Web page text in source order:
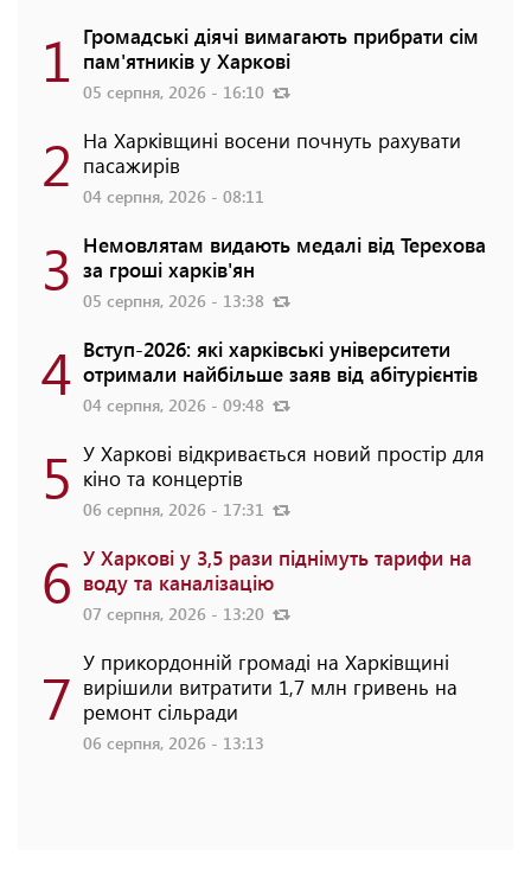
1 Громадські діячі вимагають прибрати сім
пам'ятників у Харкові
05 серпня, 2026 - 16:10
2 На Харківщині восени почнуть рахувати
пасажирів
04 серпня, 2026 - 08:11
3 Немовлятам видають медалі від Терехова
за гроші харків'ян
05 серпня, 2026 - 13:38
4 Вступ-2026: які харківські університети
отримали найбільше заяв від абітурієнтів
04 серпня, 2026 - 09:48
5 У Харкові відкривається новий простір для
кіно та концертів
06 серпня, 2026 - 17:31
6 У Харкові у 3,5 рази піднімуть тарифи на
воду та каналізацію
07 серпня, 2026 - 13:20
7 У прикордонній громаді на Харківщині
вирішили витратити 1,7 млн гривень на
ремонт сільради
06 серпня, 2026 - 13:13